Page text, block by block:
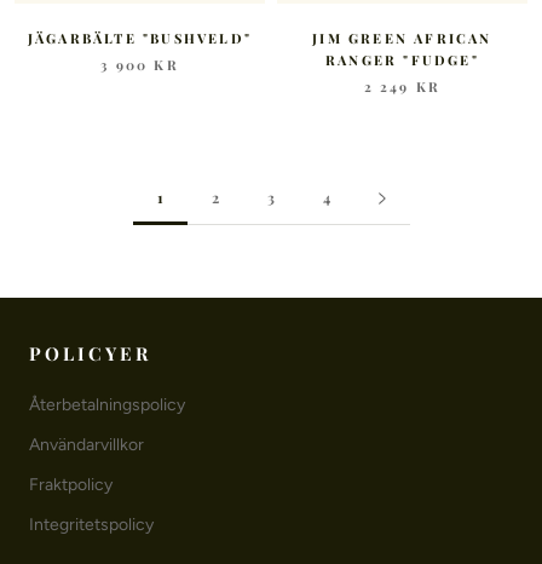
JÄGARBÄLTE "BUSHVELD"
3 900 KR
JIM GREEN AFRICAN
RANGER "FUDGE"
2 249 KR
1 2 3 4
POLICYER
Återbetalningspolicy
Användarvillkor
Fraktpolicy
Integritetspolicy